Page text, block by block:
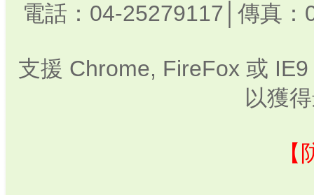
電話：04-25279117│傳真
支援 Chrome, FireFox 或
以獲